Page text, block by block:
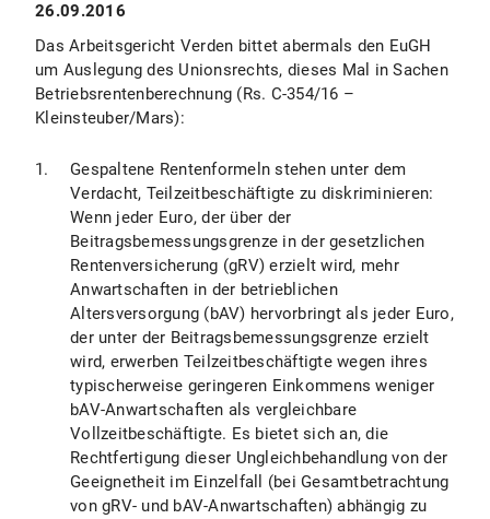
26.09.2016
Das Arbeitsgericht Verden bittet abermals den EuGH
um Auslegung des Unionsrechts, dieses Mal in Sachen
Betriebsrentenberechnung (Rs. C-354/16 –
Kleinsteuber/Mars):
Gespaltene Rentenformeln stehen unter dem
Verdacht, Teilzeitbeschäftigte zu diskriminieren:
Wenn jeder Euro, der über der
Beitragsbemessungsgrenze in der gesetzlichen
Rentenversicherung (gRV) erzielt wird, mehr
Anwartschaften in der betrieblichen
Altersversorgung (bAV) hervorbringt als jeder Euro,
der unter der Beitragsbemessungsgrenze erzielt
wird, erwerben Teilzeitbeschäftigte wegen ihres
typischerweise geringeren Einkommens weniger
bAV-Anwartschaften als vergleichbare
Vollzeitbeschäftigte. Es bietet sich an, die
Rechtfertigung dieser Ungleichbehandlung von der
Geeignetheit im Einzelfall (bei Gesamtbetrachtung
von gRV- und bAV-Anwartschaften) abhängig zu